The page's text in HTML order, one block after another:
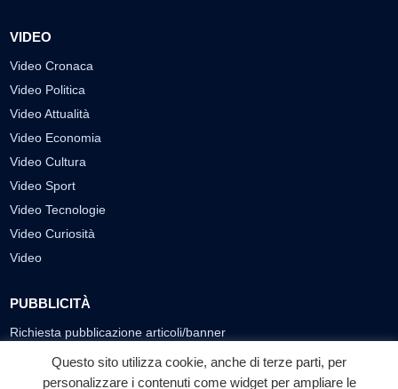
VIDEO
Video Cronaca
Video Politica
Video Attualità
Video Economia
Video Cultura
Video Sport
Video Tecnologie
Video Curiosità
Video
PUBBLICITÀ
Richiesta pubblicazione articoli/banner
SEGUICI SUI SOCIAL
Questo sito utilizza cookie, anche di terze parti, per
personalizzare i contenuti come widget per ampliare le